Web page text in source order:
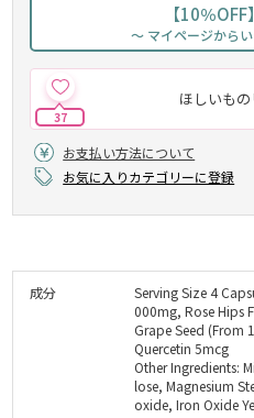
【10％
～ マイページから
ほしいも
37
お支払い方法について
お気に入りカテゴリーに登録
成分
Serving Size 4
000mg, Rose Hips
Grape Seed (From
Quercetin 5mcg
Other Ingredients:
lose, Magnesium
oxide, Iron Oxide